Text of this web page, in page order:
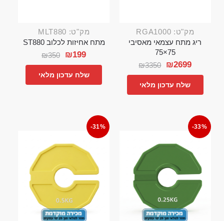
מק"ט: RGA1000
ריג מתח עצמאי מאסיבי
75×75
₪3350 ₪2699
שלח עדכון מלאי
מק"ט: MLT880
מתח אחיזות לכלוב ST880
₪350 ₪199
שלח עדכון מלאי
-33%
-31%